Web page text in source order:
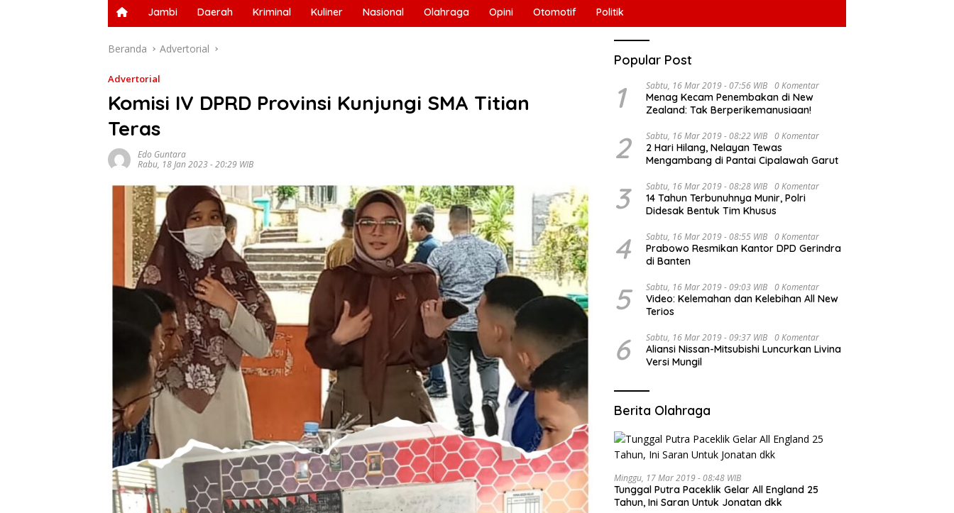
Jambi Daerah Kriminal Kuliner Nasional Olahraga Opini Otomotif Politik
Beranda Advertorial
Advertorial
Komisi IV DPRD Provinsi Kunjungi SMA Titian
Teras
Edo Guntara
Rabu, 18 Jan 2023 - 20:29 WIB
Popular Post
1 Sabtu, 16 Mar 2019 - 07:56 WIB 0 Komentar
Menag Kecam Penembakan di New
Zealand: Tak Berperikemanusiaan!
2 Sabtu, 16 Mar 2019 - 08:22 WIB 0 Komentar
2 Hari Hilang, Nelayan Tewas
Mengambang di Pantai Cipalawah Garut
3 Sabtu, 16 Mar 2019 - 08:28 WIB 0 Komentar
14 Tahun Terbunuhnya Munir, Polri
Didesak Bentuk Tim Khusus
4 Sabtu, 16 Mar 2019 - 08:55 WIB 0 Komentar
Prabowo Resmikan Kantor DPD Gerindra
di Banten
5 Sabtu, 16 Mar 2019 - 09:03 WIB 0 Komentar
Video: Kelemahan dan Kelebihan All New
Terios
6 Sabtu, 16 Mar 2019 - 09:37 WIB 0 Komentar
Aliansi Nissan-Mitsubishi Luncurkan Livina
Versi Mungil
Berita Olahraga
Minggu, 17 Mar 2019 - 08:48 WIB
Tunggal Putra Paceklik Gelar All England 25
Tahun, Ini Saran Untuk Jonatan dkk